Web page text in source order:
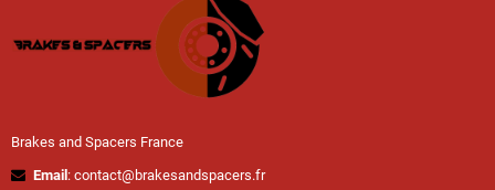
Brakes and Spacers France
Email : contact@brakesandspacers.fr